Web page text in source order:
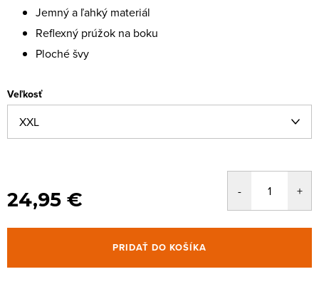
Jemný a ľahký materiál
Reflexný prúžok na boku
Ploché švy
Veľkosť
24,95 €
PRIDAŤ DO KOŠÍKA